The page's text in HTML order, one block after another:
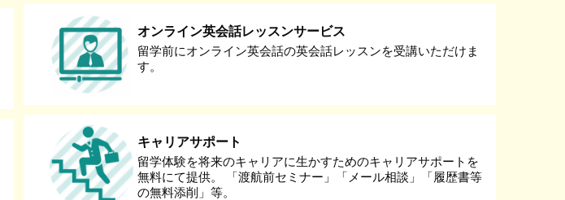
オンライン英会話レッスンサービス
留学前にオンライン英会話の英会話レッスンを受講いただけま
す。
キャリアサポート
留学体験を将来のキャリアに生かすためのキャリアサポートを
無料にて提供。 「渡航前セミナー」「メール相談」「履歴書等
の無料添削」等。